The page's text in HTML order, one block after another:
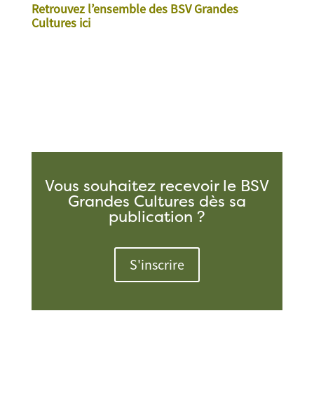
Retrouvez l’ensemble des BSV Grandes
Cultures ici
Vous souhaitez recevoir le BSV
Grandes Cultures dès sa
publication ?
S'inscrire